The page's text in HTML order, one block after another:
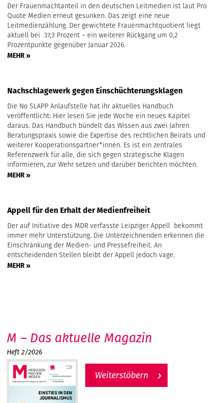
Der Frauenmachtanteil in den deutschen Leitmedien ist laut Pro
Quote Medien erneut gesunken. Das zeigt eine neue
Leitmedienzählung. Der gewichtete Frauenmachtquotient liegt
aktuell bei 37,3 Prozent – ein weiterer Rückgang um 0,2
Prozentpunkte gegenüber Januar 2026.
MEHR »
Nachschlagewerk gegen Einschüchterungsklagen
Die No SLAPP Anlaufstelle hat ihr aktuelles Handbuch
veröffentlicht: Hier lesen Sie jede Woche ein neues Kapitel
daraus. Das Handbuch bündelt das Wissen aus zwei Jahren
Beratungspraxis sowie die Expertise des rechtlichen Beirats und
weiterer Kooperationspartner*innen. Es ist ein zentrales
Referenzwerk für alle, die sich gegen strategische Klagen
informieren, zur Wehr setzen und darüber berichten möchten.
MEHR »
Appell für den Erhalt der Medienfreiheit
Der auf Initiative des MDR verfasste Leipziger Appell bekommt
immer mehr Unterstützung. Die Unterzeichnenden erkennen die
Einschränkung der Medien- und Pressefreiheit. An
entscheidenden Stellen bleibt der Appell jedoch vage.
MEHR »
M – Das aktuelle Magazin
Heft 2/2026
Weiterstöbern